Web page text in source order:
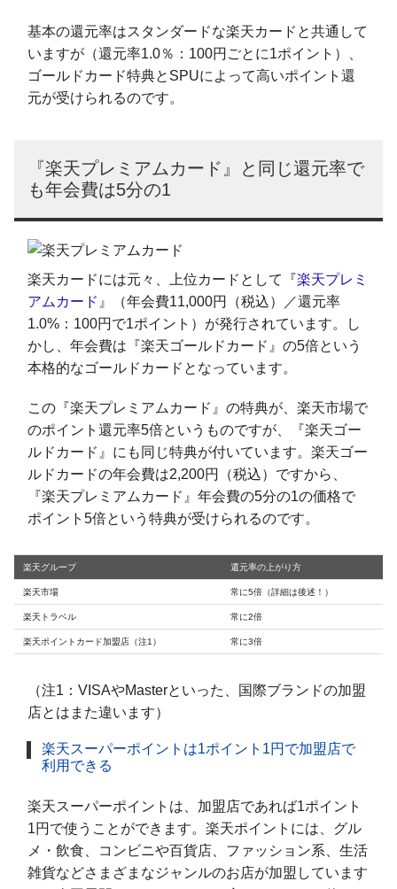
基本の還元率はスタンダードな楽天カードと共通して
いますが（還元率1.0％：100円ごとに1ポイント）、
ゴールドカード特典とSPUによって高いポイント還
元が受けられるのです。
『楽天プレミアムカード』と同じ還元率で
も年会費は5分の1
楽天カードには元々、上位カードとして『楽天プレミ
アムカード 』（年会費11,000円（税込）／還元率
1.0%：100円で1ポイント）が発行されています。し
かし、年会費は『楽天ゴールドカード』の5倍という
本格的なゴールドカードとなっています。
この『楽天プレミアムカード』の特典が、楽天市場で
のポイント還元率5倍というものですが、『楽天ゴー
ルドカード』にも同じ特典が付いています。楽天ゴー
ルドカードの年会費は2,200円（税込）ですから、
『楽天プレミアムカード』年会費の5分の1の価格で
ポイント5倍という特典が受けられるのです。
楽天グループ 還元率の上がり方
楽天市場 常に5倍（詳細は後述！）
楽天トラベル 常に2倍
楽天ポイントカード加盟店（注1） 常に3倍
（注1：VISAやMasterといった、国際ブランドの加盟
店とはまた違います）
楽天スーパーポイントは1ポイント1円で加盟店で
利用できる
楽天スーパーポイントは、加盟店であれば1ポイント
1円で使うことができます。楽天ポイントには、グル
メ・飲食、コンビニや百貨店、ファッション系、生活
雑貨などさまざまなジャンルのお店が加盟しています